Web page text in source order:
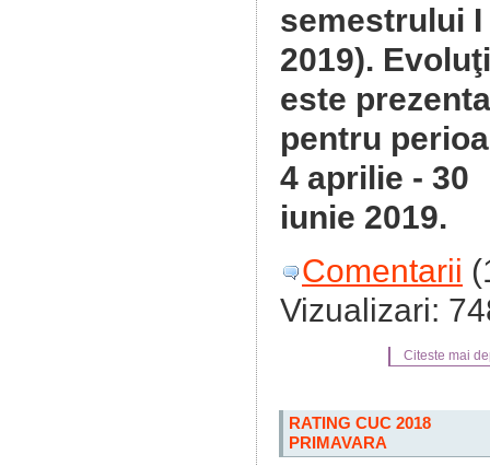
semestrului I
2019).
este
pentru
4 aprilie - 30
iunie 2019.
Comentarii
Vizualizari:
Citeste mai
RATING CUC 2018
PRIMAVARA